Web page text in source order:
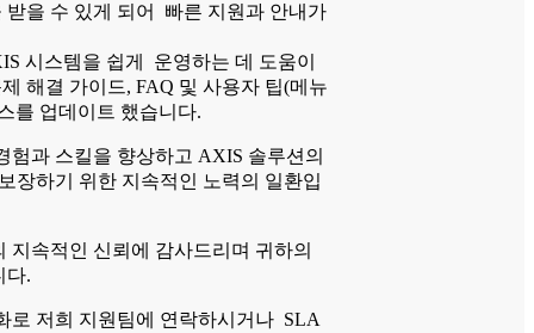
받을 수 있게 되어 빠른 지원과 안내가
시스템을 쉽게 운영하는 데 도움이
해결 가이드, FAQ 및 사용자 팁(메뉴
를 업데이트 했습니다.
험과 스킬을 향상하고 AXIS 솔루션의
장하기 위한 지속적인 노력의 일환입
지속적인 신뢰에 감사드리며 귀하의
다.
로 저희 지원팀에 연락하시거나 SLA